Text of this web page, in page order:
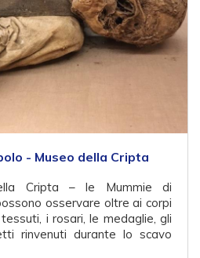
- Museo della Cripta
Cripta – le Mummie di
osservare oltre ai corpi
i rosari, le medaglie, gli
rinvenuti durante lo scavo